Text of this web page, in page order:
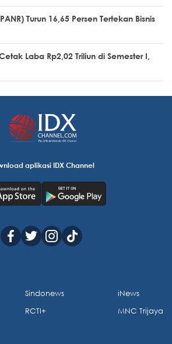
Turun 16,65 Persen Tertekan Bisnis
Laba Rp2,02 Triliun di Semester I,
aplikasi IDX Channel
Sindonews
RCTI+
iNews
MNC Trijaya